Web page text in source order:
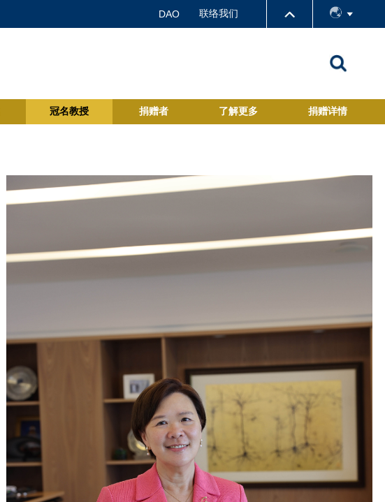
DAO 联络我们
冠名教授 捐赠者 了解更多 捐赠详情